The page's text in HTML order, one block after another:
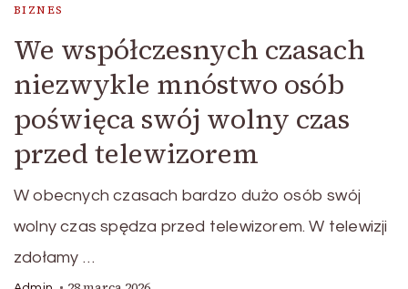
BIZNES
We współczesnych czasach
niezwykle mnóstwo osób
poświęca swój wolny czas
przed telewizorem
W obecnych czasach bardzo dużo osób swój
wolny czas spędza przed telewizorem. W telewizji
zdołamy …